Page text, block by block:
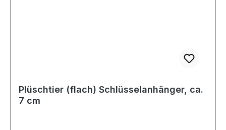
Plüschtier (flach) Schlüsselanhänger, ca.
7 cm